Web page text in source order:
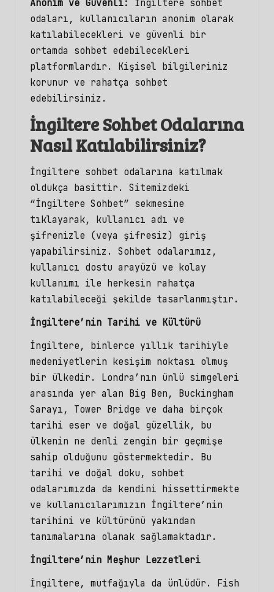
Anonim ve Güvenli:
İngiltere sohbet
odaları, kullanıcıların anonim olarak
katılabilecekleri ve güvenli bir
ortamda sohbet edebilecekleri
platformlardır. Kişisel bilgileriniz
korunur ve rahatça sohbet
edebilirsiniz.
İngiltere Sohbet Odalarına
Nasıl Katılabilirsiniz?
İngiltere sohbet odalarına katılmak
oldukça basittir. Sitemizdeki
“İngiltere Sohbet” sekmesine
tıklayarak, kullanıcı adı ve
şifrenizle (veya şifresiz) giriş
yapabilirsiniz. Sohbet odalarımız,
kullanıcı dostu arayüzü ve kolay
kullanımı ile herkesin rahatça
katılabileceği şekilde tasarlanmıştır.
İngiltere’nin Tarihi ve Kültürü
İngiltere, binlerce yıllık tarihiyle
medeniyetlerin kesişim noktası olmuş
bir ülkedir. Londra’nın ünlü simgeleri
arasında yer alan Big Ben, Buckingham
Sarayı, Tower Bridge ve daha birçok
tarihi eser ve doğal güzellik, bu
ülkenin ne denli zengin bir geçmişe
sahip olduğunu göstermektedir. Bu
tarihi ve doğal doku, sohbet
odalarımızda
da kendini hissettirmekte
ve kullanıcılarımızın İngiltere’nin
tarihini ve kültürünü yakından
tanımalarına olanak sağlamaktadır.
İngiltere’nin Meşhur Lezzetleri
İngiltere, mutfağıyla da ünlüdür. Fish